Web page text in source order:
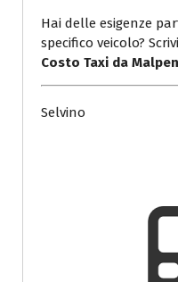
Hai delle esigenze
specifico veicolo?
Costo Taxi da
Selvino